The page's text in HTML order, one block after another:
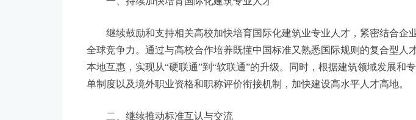
题，难以满足快速增长的出海需求。下一步，我们将继续聚焦与高校、企
一、持续加快培育国际化建筑专业人才
全球竞争力。通过与高校合作培养既懂中国标准又熟悉国际规则的复合型